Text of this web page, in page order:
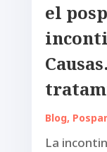
el
Blog,
La